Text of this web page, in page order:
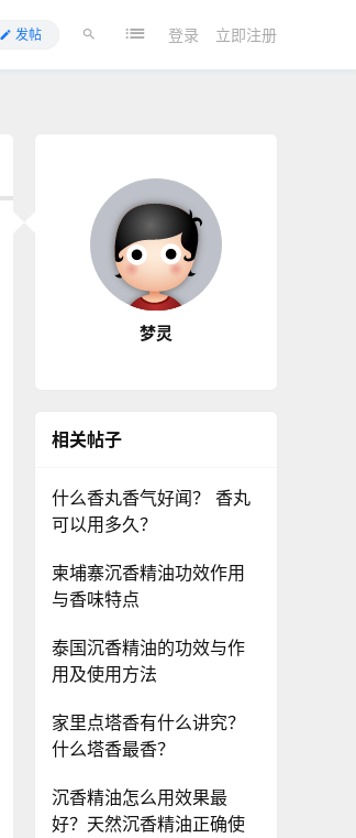
登录 立即注册
发帖
梦灵
相关帖子
什么香丸香气好闻？ 香丸
可以用多久？
柬埔寨沉香精油功效作用
与香味特点
泰国沉香精油的功效与作
用及使用方法
家里点塔香有什么讲究？
什么塔香最香？
沉香精油怎么用效果最
好？天然沉香精油正确使